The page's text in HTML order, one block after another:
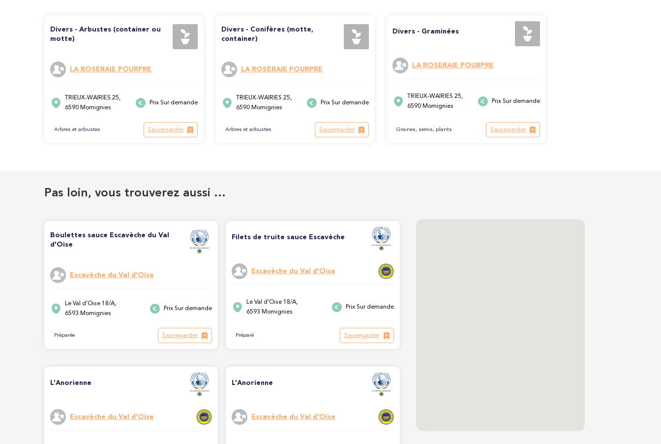
Divers - Arbustes (container ou
motte)
LA ROSERAIE POURPRE
TRIEUX-WAIRIES 25,
6590 Momignies
Prix Sur demande
Arbres et arbustes Sauvegarder
Divers - Conifères (motte,
container)
LA ROSERAIE POURPRE
TRIEUX-WAIRIES 25,
6590 Momignies
Prix Sur demande
Arbres et arbustes Sauvegarder
Divers - Graminées
LA ROSERAIE POURPRE
TRIEUX-WAIRIES 25,
6590 Momignies
Prix Sur demande
Graines, semis, plants Sauvegarder
Pas loin, vous trouverez aussi …
Boulettes sauce Escavèche du Val
d'Oise
Escavèche du Val d'Oise
Le Val d'Oise 18/A,
6593 Momignies
Prix Sur demande
Préparée Sauvegarder
Filets de truite sauce Escavèche
Escavèche du Val d'Oise
Le Val d'Oise 18/A,
6593 Momignies
Prix Sur demande
Préparé Sauvegarder
L’Anorienne
Escavèche du Val d'Oise
L’Anorienne
Escavèche du Val d'Oise